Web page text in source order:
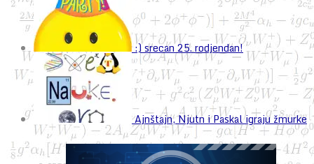
:) srecan 25. rodjendan!
Ajnštajn, Njutn i Paskal igraju žmurke